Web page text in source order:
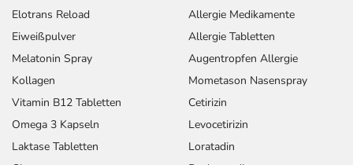
Elotrans Reload
Eiweißpulver
Melatonin Spray
Kollagen
Vitamin B12 Tabletten
Omega 3 Kapseln
Laktase Tabletten
Allergie Medikamente
Allergie Tabletten
Augentropfen Allergie
Mometason Nasenspray
Cetirizin
Levocetirizin
Loratadin